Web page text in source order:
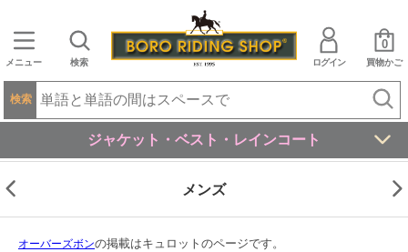
メニュー 検索 ログイン 買物かご
0
検索
ジャケット・ベスト・レインコート
メンズ
オーバーズボンの掲載はキュロットのページです。